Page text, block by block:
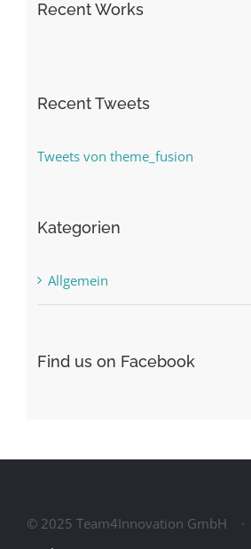
Recent Works
Recent Tweets
Tweets von theme_fusion
Kategorien
Allgemein
Find us on Facebook
© 2025 Team4Innovation GmbH ·